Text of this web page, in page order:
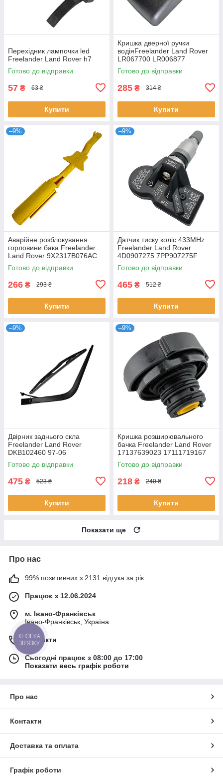
Перехідник лампочки led
Freelander Land Rover h7
Готово до відправки
57 ₴ 63 ₴
Купити
Кришка дверної ручки
водіяFreelander Land Rover
LR067700 LR006877
Готово до відправки
285 ₴ 314 ₴
Купити
–9%
Аварійне розблокування
горловини бака Freelander
Land Rover 9X2317B076AC
9X2317B076AB LR014047
C2Z8432
Готово до відправки
266 ₴ 293 ₴
Купити
–9%
Датчик тиску коліс 433MHz
Freelander Land Rover
4D0907275 7PP907275F
5Q0907275 36106877937
407001628R
Готово до відправки
465 ₴ 512 ₴
Купити
–9%
Двірник заднього скла
Freelander Land Rover
DKB102460 97-06
Готово до відправки
475 ₴ 523 ₴
Купити
–9%
Кришка розширювального
бачка Freelander Land Rover
17137639023 17111719167
17112242256 17114379048
Готово до відправки
218 ₴ 240 ₴
Купити
Показати ще
Про нас
99% позитивних з 2131 відгука за рік
Працює з 12.06.2024
м. Івано-Франківськ
Івано-Франківськ, Україна
Контакти
Сьогодні працює з 08:00 до 17:00
Показати весь графік роботи
Про нас
Контакти
Доставка та оплата
Графік роботи
КНОПКА
ЗВ'ЯЗКУ